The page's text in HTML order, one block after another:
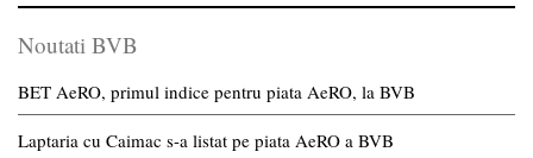
Noutati BVB
BET AeRO, primul indice pentru piata AeRO, la BVB
Laptaria cu Caimac s-a listat pe piata AeRO a BVB